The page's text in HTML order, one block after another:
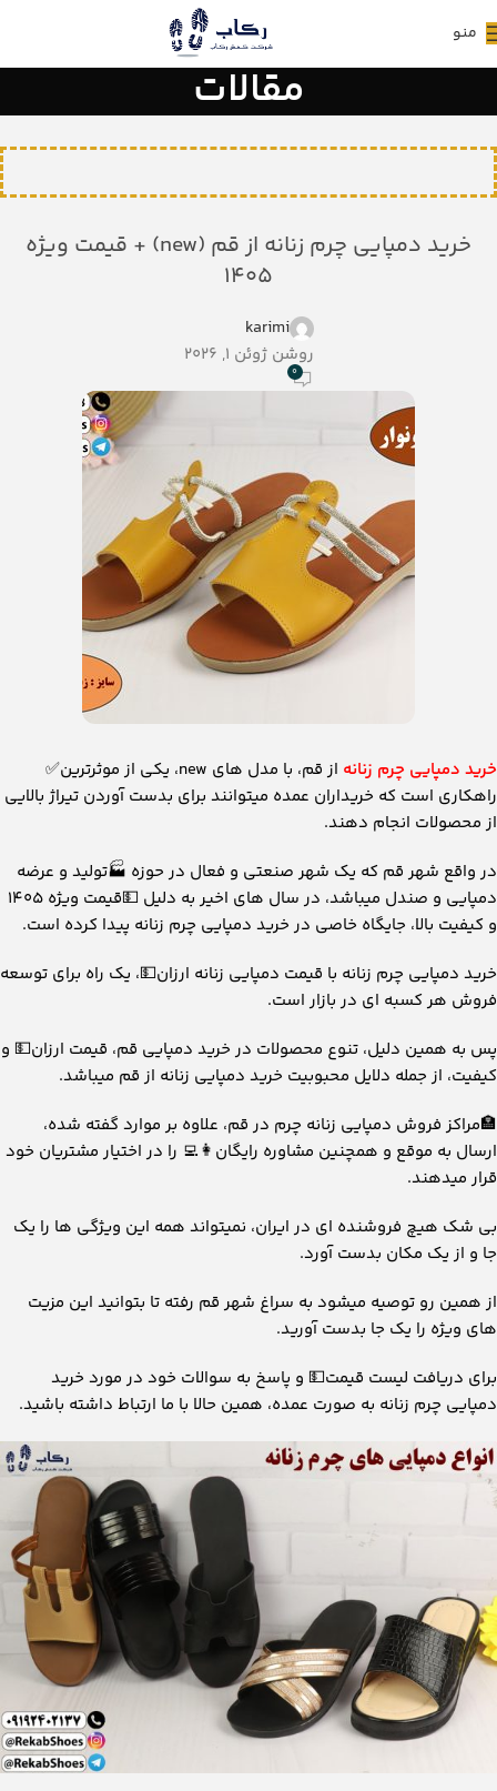
منو
مقالات
خرید دمپایی چرم زنانه از قم (new) + قیمت ویژه
1405
karimi
روشن ژوئن 1, 2026
0
خرید دمپایی چرم زنانه
از قم، با مدل های new، یکی از موثرترین✅
راهکاری است که خریداران عمده میتوانند برای بدست آوردن تیراژ بالایی
از محصولات انجام دهند.
در واقع شهر قم که یک شهر صنعتی و فعال در حوزه 🏭تولید و عرضه
دمپایی و صندل میباشد، در سال های اخیر به دلیل 💵قیمت ویژه 1405
و کیفیت بالا، جایگاه خاصی در خرید دمپایی چرم زنانه پیدا کرده است.
خرید دمپایی چرم زنانه با قیمت دمپایی زنانه ارزان💵، یک راه برای توسعه
فروش هر کسبه ای در بازار است.
پس به همین دلیل، تنوع محصولات در خرید دمپایی قم، قیمت ارزان💵 و
کیفیت، از جمله دلایل محبوبیت خرید دمپایی زنانه از قم میباشد.
🏣مراکز فروش دمپایی زنانه چرم در قم، علاوه بر موارد گفته شده،
ارسال به موقع و همچنین مشاوره رایگان👩‍💻 را در اختیار مشتریان خود
قرار میدهند.
بی شک هیچ فروشنده ای در ایران، نمیتواند همه این ویژگی ها را یک
جا و از یک مکان بدست آورد.
از همین رو توصیه میشود به سراغ شهر قم رفته تا بتوانید این مزیت
های ویژه را یک جا بدست آورید.
برای دریافت لیست قیمت💵 و پاسخ به سوالات خود در مورد خرید
دمپایی چرم زنانه به صورت عمده، همین حالا با ما ارتباط داشته باشید.